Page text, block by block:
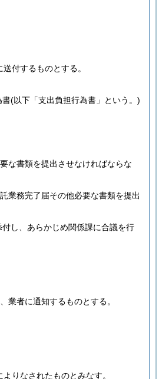
付するものとする。
書(以下「支出負担行為書」という。)
な書類を提出させなければならな
業務完了届その他必要な書類を提出
し、あらかじめ関係課に合議を行
業者に通知するものとする。
りなされたものとみなす。